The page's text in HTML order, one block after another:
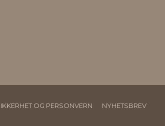
OG PERSONVERN NYHETSBREV